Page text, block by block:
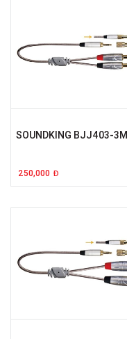
SOUNDKING BJJ403-3M
250,000 Đ